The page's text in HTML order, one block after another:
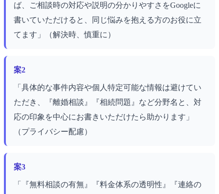
ば、ご相談時の対応や説明の分かりやすさをGoogleに
書いていただけると、同じ悩みを抱える方のお役に立
てます」（解決時、慎重に）
案2
「具体的な事件内容や個人特定可能な情報は避けてい
ただき、『離婚相談』『相続問題』など分野名と、対
応の印象を中心にお書きいただけたら助かります」
（プライバシー配慮）
案3
「『無料相談の有無』『料金体系の透明性』『連絡の